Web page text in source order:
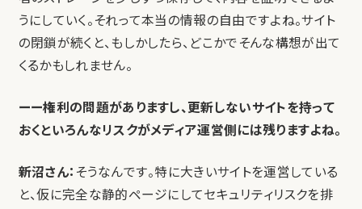
うにしていく。それって本当の情報の自由ですよね。サイト
の閉鎖が続くと、もしかしたら、どこかでそんな構想が出て
くるかもしれません。
ーー権利の問題がありますし、更新しないサイトを持って
おくといろんなリスクがメディア運営側には残りますよね。
新沼さん： そうなんです。特に大きいサイトを運営している
と、仮に完全な静的ページにしてセキュリティリスクを排